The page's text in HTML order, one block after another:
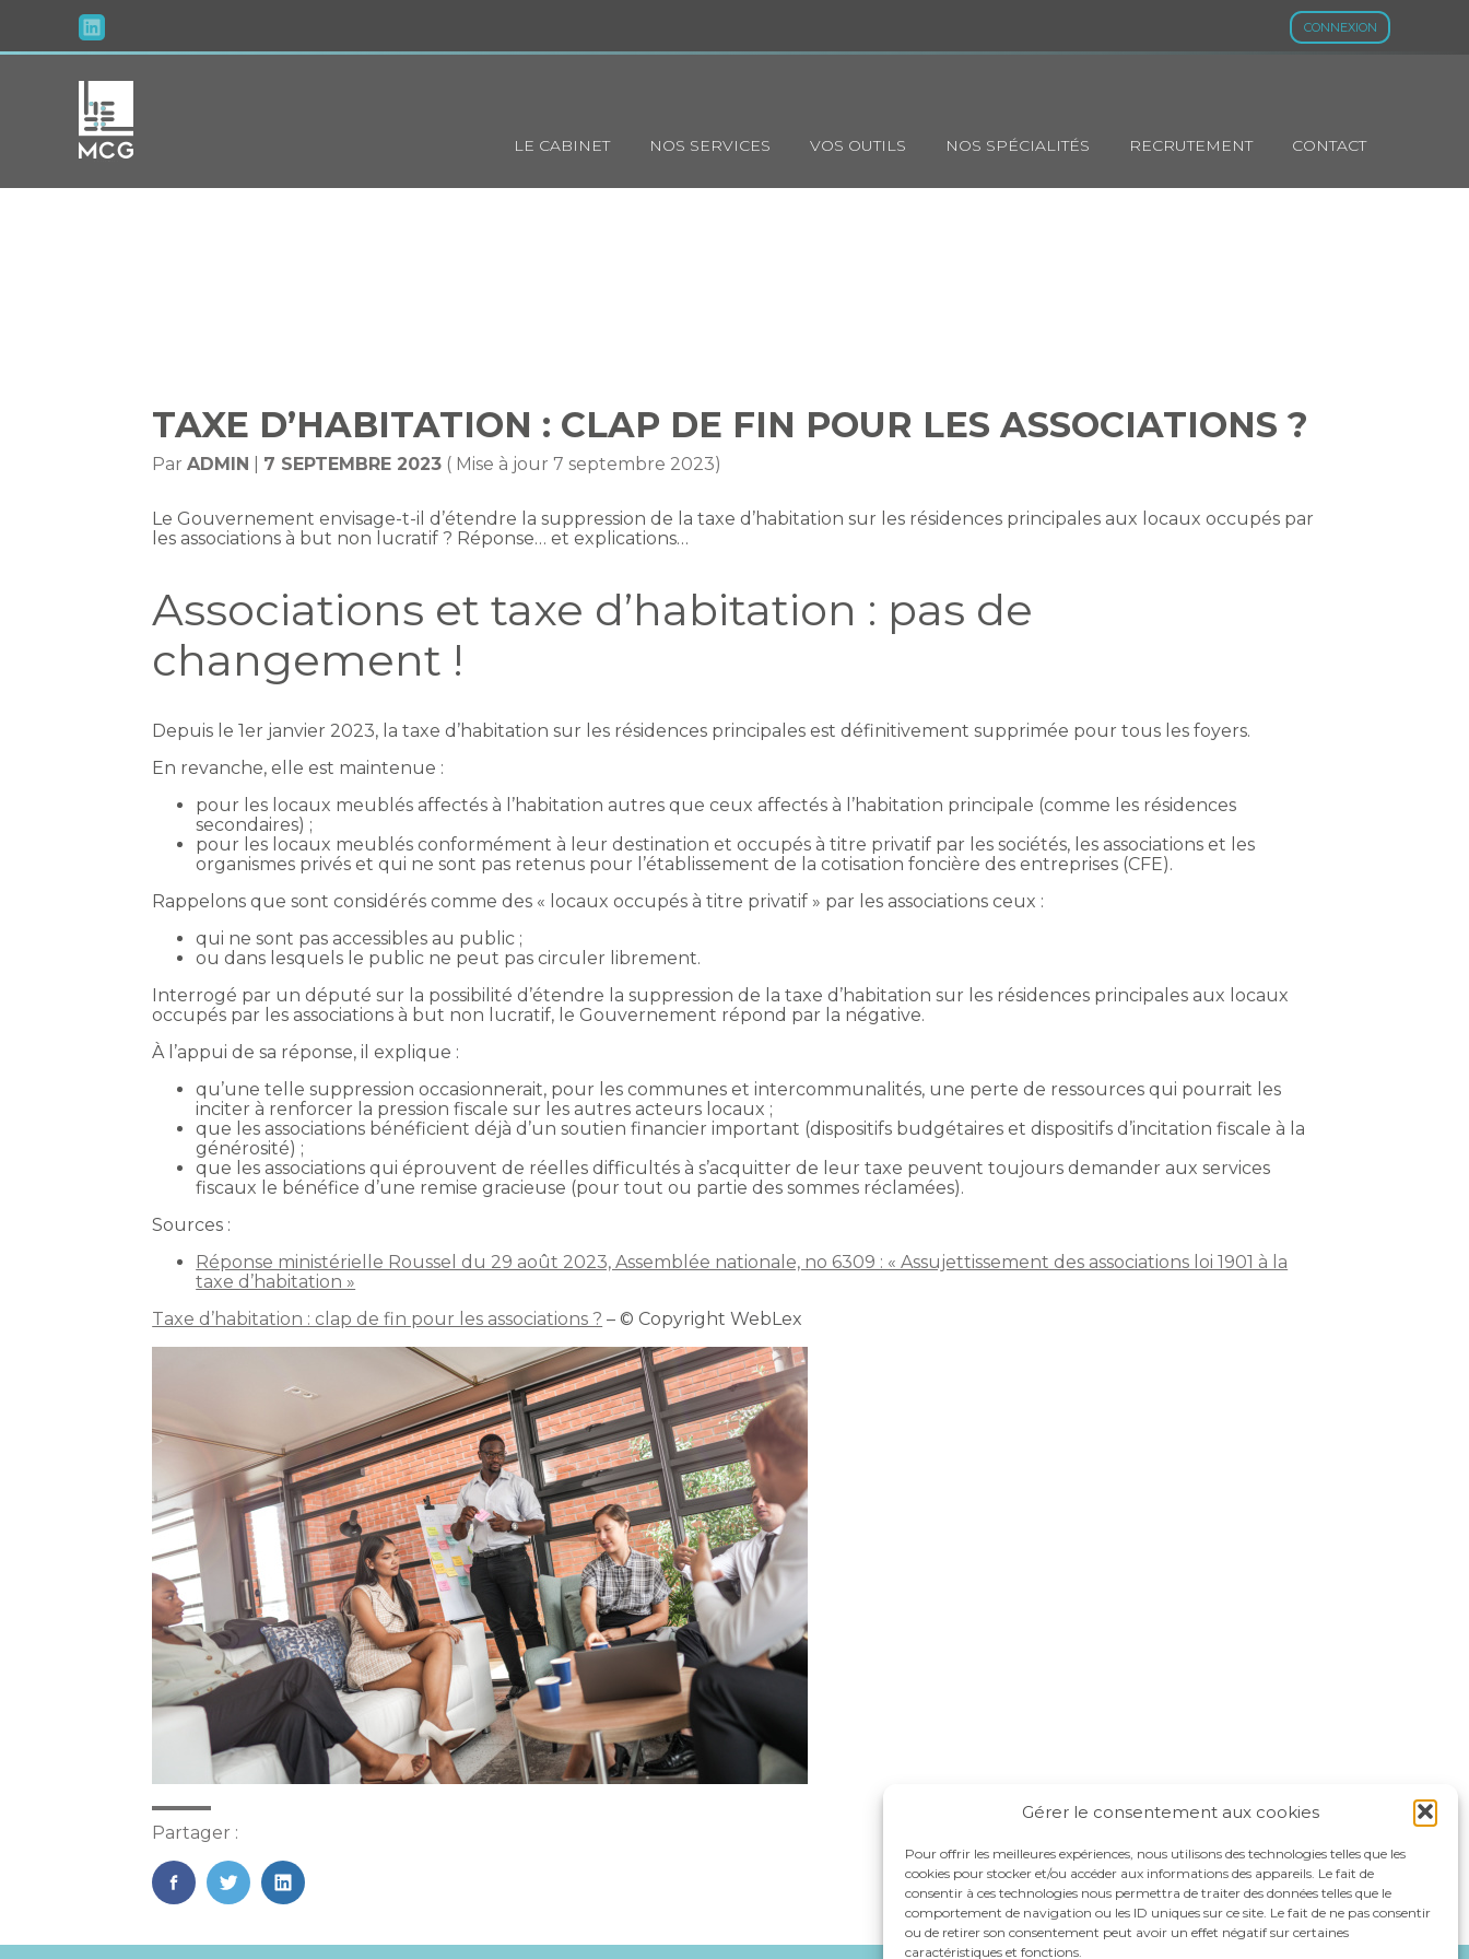
Gérer le consentement aux cookies
Pour offrir les meilleures expériences, nous utilisons des technologies telles que les
cookies pour stocker et/ou accéder aux informations des appareils. Le fait de
consentir à ces technologies nous permettra de traiter des données telles que le
comportement de navigation ou les ID uniques sur ce site. Le fait de ne pas consentir
ou de retirer son consentement peut avoir un effet négatif sur certaines
caractéristiques et fonctions.
CONNEXION
au
Principal
LE CABINET NOS SERVICES VOS OUTILS NOS SPÉCIALITÉS RECRUTEMENT CONTACT
TAXE D’HABITATION : CLAP DE FIN POUR LES ASSOCIATIONS ?
ParADMIN 7 SEPTEMBRE 2023 ( Mise à jour 7 septembre 2023)
Le Gouvernement envisage-t-il d’étendre la suppression de la taxe d’habitation sur les résidences principales aux locaux occupés par
les associations à but non lucratif ? Réponse… et explications…
Associations et taxe d’habitation : pas de
changement !
Depuis le 1er janvier 2023, la taxe d’habitation sur les résidences principales est définitivement supprimée pour tous les foyers.
En revanche, elle est maintenue :
pour les locaux meublés affectés à l’habitation autres que ceux affectés à l’habitation principale (comme les résidences
secondaires) ;
pour les locaux meublés conformément à leur destination et occupés à titre privatif par les sociétés, les associations et les
organismes privés et qui ne sont pas retenus pour l’établissement de la cotisation foncière des entreprises (CFE).
Rappelons que sont considérés comme des « locaux occupés à titre privatif » par les associations ceux :
qui ne sont pas accessibles au public ;
ou dans lesquels le public ne peut pas circuler librement.
Interrogé par un député sur la possibilité d’étendre la suppression de la taxe d’habitation sur les résidences principales aux locaux
occupés par les associations à but non lucratif, le Gouvernement répond par la négative.
À l’appui de sa réponse, il explique :
qu’une telle suppression occasionnerait, pour les communes et intercommunalités, une perte de ressources qui pourrait les
inciter à renforcer la pression fiscale sur les autres acteurs locaux ;
que les associations bénéficient déjà d’un soutien financier important (dispositifs budgétaires et dispositifs d’incitation fiscale à la
générosité) ;
que les associations qui éprouvent de réelles difficultés à s’acquitter de leur taxe peuvent toujours demander aux services
fiscaux le bénéfice d’une remise gracieuse (pour tout ou partie des sommes réclamées).
Sources :
Réponse ministérielle Roussel du 29 août 2023, Assemblée nationale, no 6309 : « Assujettissement des associations loi 1901 à la
taxe d’habitation »
Taxe d’habitation : clap de fin pour les associations ? – © Copyright WebLex
Partager :
FaceBook
TwitterLinkedIn